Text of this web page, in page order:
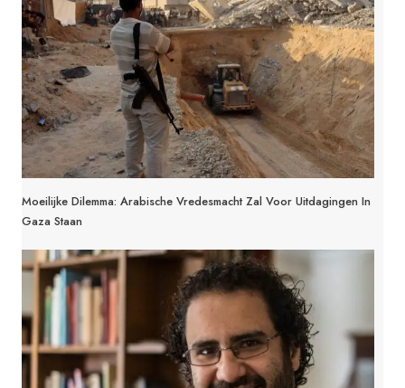
Moeilijke Dilemma: Arabische Vredesmacht Zal Voor Uitdagingen In
Gaza Staan